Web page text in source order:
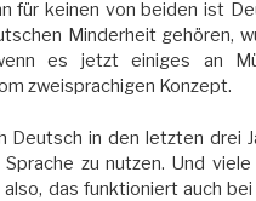
für keinen von beiden ist
Minderheit gehören,
es jetzt einiges an
zweisprachigen Konzept.
Deutsch in den letzten drei
zu nutzen. Und
das funktioniert auch bei